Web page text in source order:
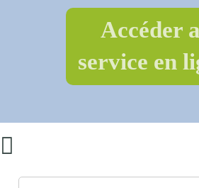
Accéder
service en